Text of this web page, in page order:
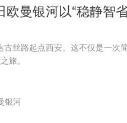
曼银河以“稳静智
丝路起点西安。这不仅是一次
旅。
银河